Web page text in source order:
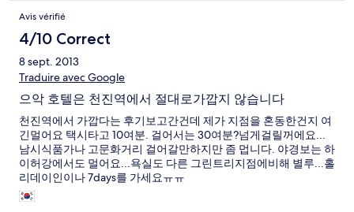
Avis vérifié
4/10 Correct
8 sept. 2013
Traduire avec Google
으악 호텔은 천진역에서 절대로가깝지 않습니다
천진역에서 가깝다는 후기보고간건데 제가 지점을 혼동한건지 여
긴멀어요 택시타고 10여분. 걸어서는 30여분?넘게걸릴꺼에요...
남시식품가나 고문화거리 걸어갈만하지만 좀 멉니다. 야경보는 하
이허강에서도 멀어요...욕실도 다른 그린트리지점에비해 별루...홀
리데이인이나 7days를 가세요ㅠㅠ